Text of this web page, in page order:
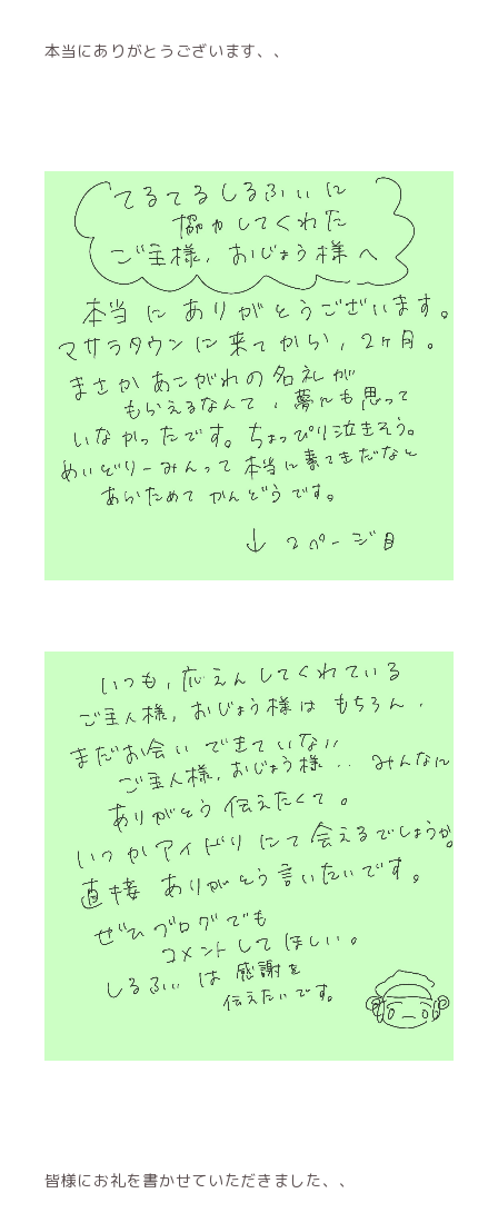
本当にありがとうございます、、
皆様にお礼を書かせていただきました、、